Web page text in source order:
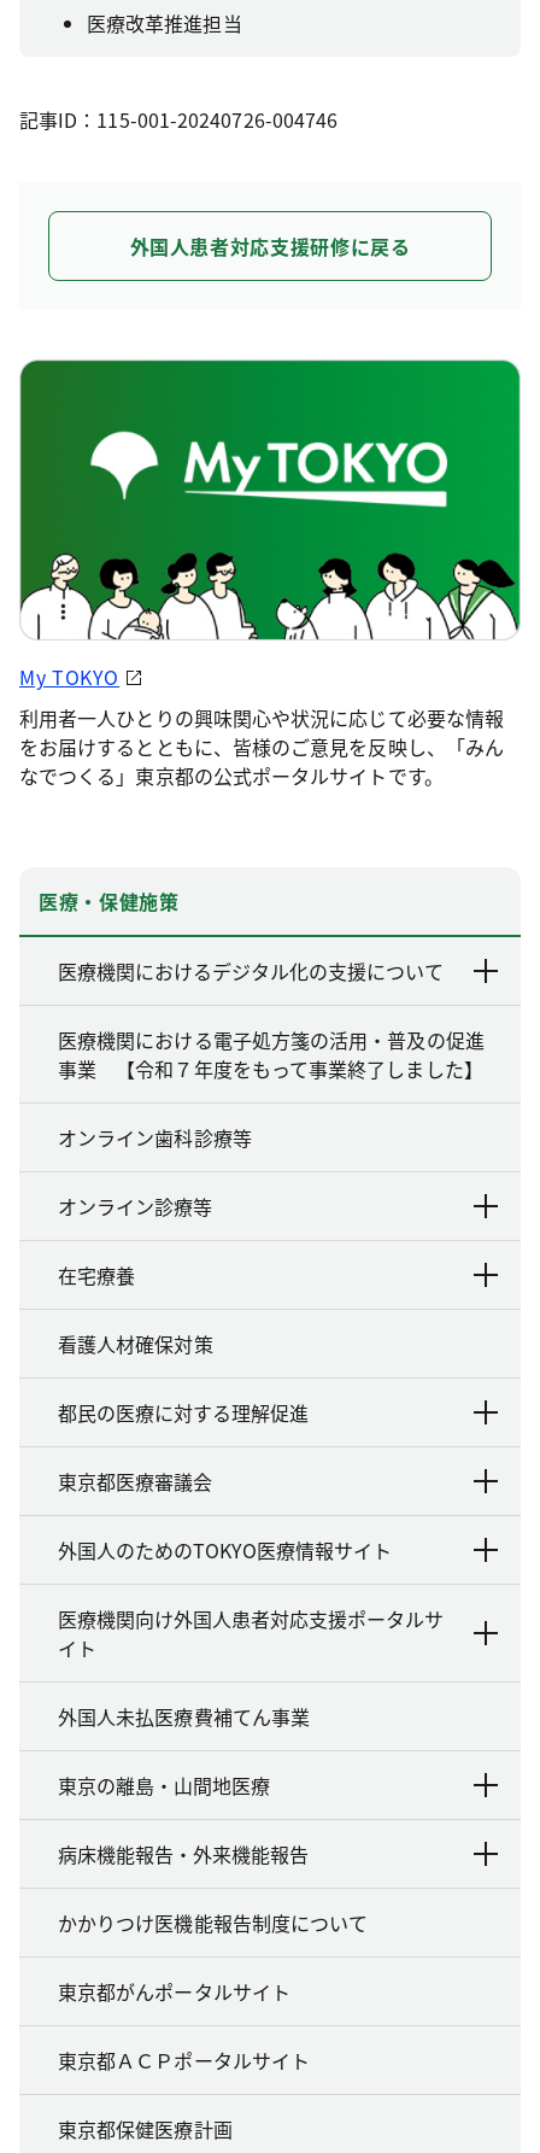
医療改革推進担当
記事ID：115-001-20240726-004746
外国人患者対応支援研修に戻る
My TOKYO
利用者一人ひとりの興味関心や状況に応じて必要な情報
をお届けするとともに、皆様のご意見を反映し、「みん
なでつくる」東京都の公式ポータルサイトです。
医療・保健施策
医療機関におけるデジタル化の支援について
医療機関における電子処方箋の活用・普及の促進
事業 【令和７年度をもって事業終了しました】
オンライン歯科診療等
オンライン診療等
在宅療養
看護人材確保対策
都民の医療に対する理解促進
東京都医療審議会
外国人のためのTOKYO医療情報サイト
医療機関向け外国人患者対応支援ポータルサ
イト
外国人未払医療費補てん事業
東京の離島・山間地医療
病床機能報告・外来機能報告
かかりつけ医機能報告制度について
東京都がんポータルサイト
東京都ＡＣＰポータルサイト
東京都保健医療計画